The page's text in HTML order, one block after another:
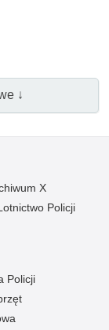
↓
X
Policji
Policji